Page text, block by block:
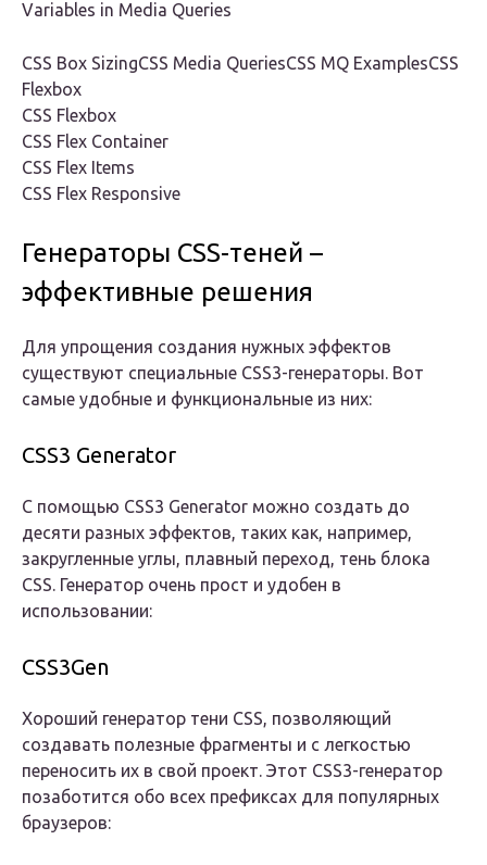
Variables in Media Queries
CSS Box SizingCSS Media QueriesCSS MQ ExamplesCSS
Flexbox
CSS Flexbox
CSS Flex Container
CSS Flex Items
CSS Flex Responsive
Генераторы CSS-теней –
эффективные решения
Для упрощения создания нужных эффектов
существуют специальные CSS3-генераторы. Вот
самые удобные и функциональные из них:
CSS3 Generator
С помощью CSS3 Generator можно создать до
десяти разных эффектов, таких как, например,
закругленные углы, плавный переход, тень блока
CSS. Генератор очень прост и удобен в
использовании:
CSS3Gen
Хороший генератор тени CSS, позволяющий
создавать полезные фрагменты и с легкостью
переносить их в свой проект. Этот CSS3-генератор
позаботится обо всех префиксах для популярных
браузеров: